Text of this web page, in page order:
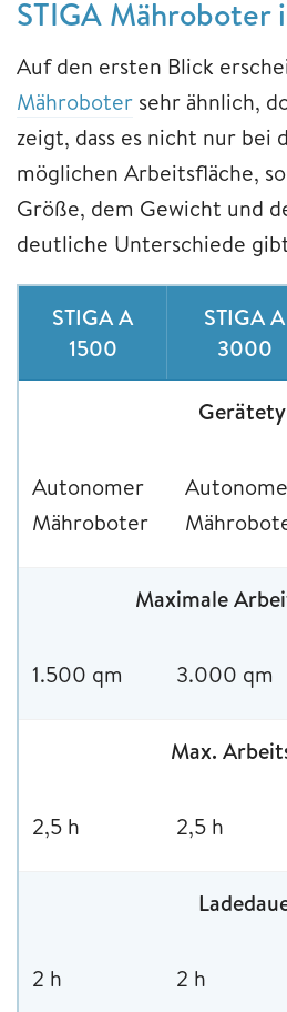
STIGA Mähroboter
Auf den ersten Blick
Mähroboter sehr ähnlich,
zeigt, dass es nicht nur bei
möglichen Arbeitsfläche,
Größe, dem Gewicht und
deutliche Unterschiede
STIGA A
1500
STIGA A
3000
Autonomer
Mähroboter
Maximale
1.500 qm 3.000 qm
Max.
2,5 h 2,5 h
2 h 2 h